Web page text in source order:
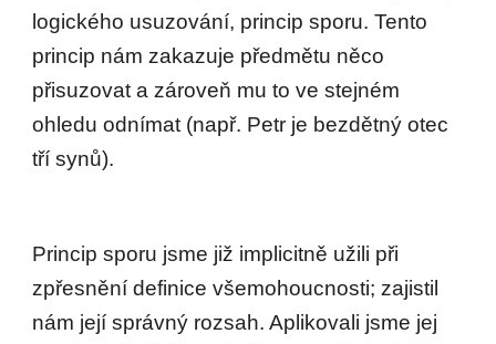
logického usuzování, princip sporu. Tento
princip nám zakazuje předmětu něco
přisuzovat a zároveň mu to ve stejném
ohledu odnímat (např. Petr je bezdětný otec
tří synů).
Princip sporu jsme již implicitně užili při
zpřesnění definice všemohoucnosti; zajistil
nám její správný rozsah. Aplikovali jsme jej